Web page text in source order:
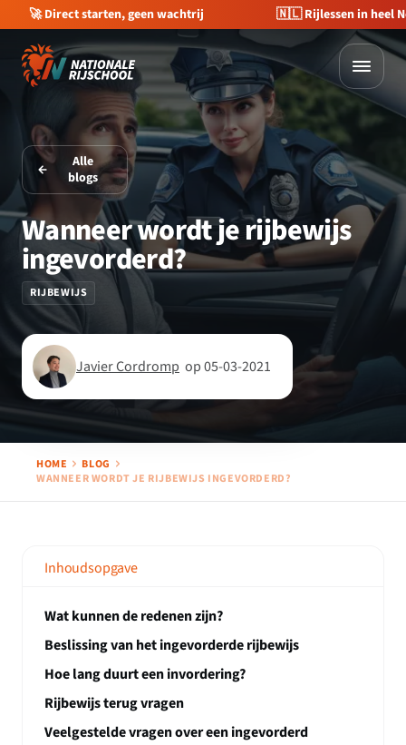
🇳🇱 Rijlessen in heel Nederland 💰 €400 korting op je
Alle
blogs
Wanneer wordt je rijbewijs
ingevorderd?
RIJBEWIJS
Javier Cordromp op 05-03-2021
HOME
BLOG
WANNEER WORDT JE RIJBEWIJS INGEVORDERD?
Inhoudsopgave
Wat kunnen de redenen zijn?
Beslissing van het ingevorderde rijbewijs
Hoe lang duurt een invordering?
Rijbewijs terug vragen
Veelgestelde vragen over een ingevorderd